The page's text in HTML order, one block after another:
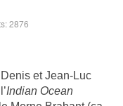
2876
et Jean-Luc
Indian Ocean